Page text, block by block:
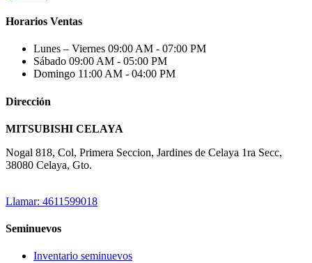
Horarios Ventas
Lunes – Viernes 09:00 AM - 07:00 PM
Sábado 09:00 AM - 05:00 PM
Domingo 11:00 AM - 04:00 PM
Dirección
MITSUBISHI CELAYA
Nogal 818, Col, Primera Seccion, Jardines de Celaya 1ra Secc,
38080 Celaya, Gto.
Llamar: 4611599018
Seminuevos
Inventario seminuevos